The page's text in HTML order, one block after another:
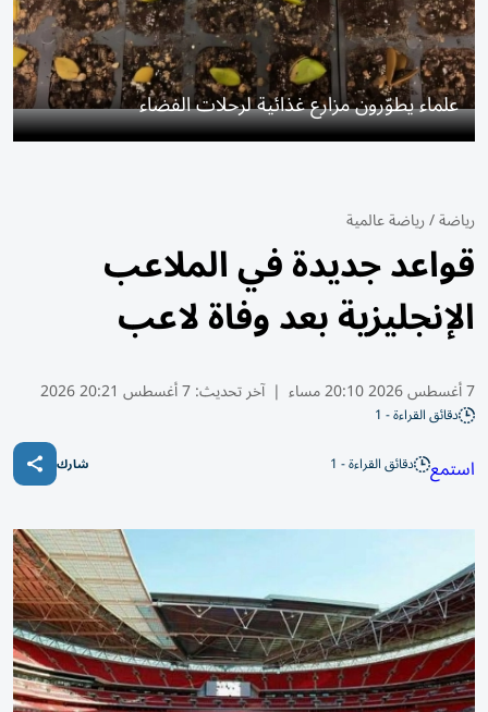
علماء يطوّرون مزارع غذائية لرحلات الفضاء
رياضة/رياضة عالمية
قواعد جديدة في الملاعب
الإنجليزية بعد وفاة لاعب
7 أغسطس 2026 20:10 مساء | آخر تحديث:7 أغسطس 20:21 2026
دقائق القراءة - 1
استمع دقائق القراءة - 1 شارك